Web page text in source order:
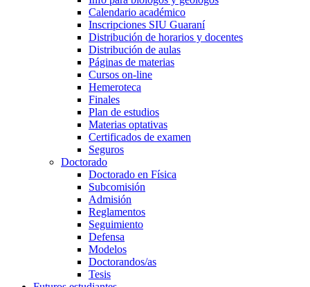
Calendario académico
Inscripciones SIU Guaraní
Distribución de horarios y docentes
Distribución de aulas
Páginas de materias
Cursos on-line
Hemeroteca
Finales
Plan de estudios
Materias optativas
Certificados de examen
Seguros
Doctorado
Doctorado en Física
Subcomisión
Admisión
Reglamentos
Seguimiento
Defensa
Modelos
Doctorandos/as
Tesis